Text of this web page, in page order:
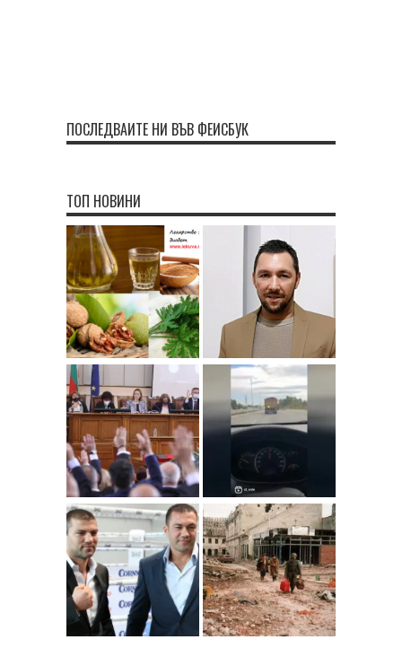
ПОСЛЕДВАЙТЕ НИ ВЪВ ФЕЙСБУК
ТОП НОВИНИ